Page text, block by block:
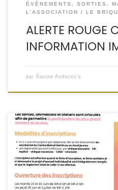
ÉVÈNEMENTS, SORTIES,
L'ASSOCIATION
LE
ALERTE ROUGE
INFORMATION
par Équipe Audaces's
Retrouvez le programme du
ans) !